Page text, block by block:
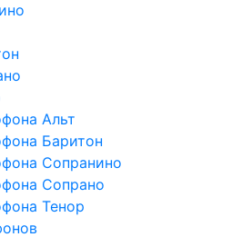
Альт
Баритон
Сопранино
Сопрано
Тенор